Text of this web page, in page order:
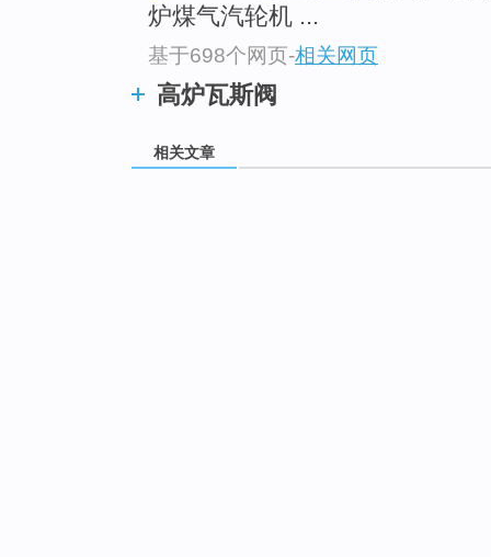
炉煤气汽轮机 ...
基于698个网页-相关网页
高炉瓦斯阀
相关文章